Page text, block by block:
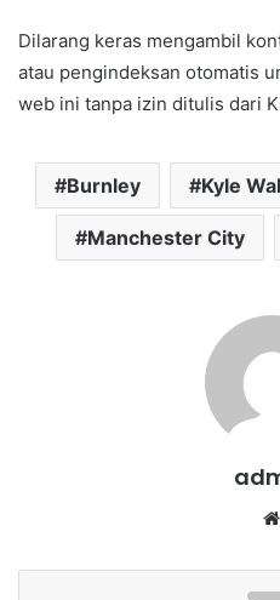
Dilarang keras mengambil
atau pengindeksan otomatis
web ini tanpa izin ditulis dari
Burnley Kyle
Manchester City